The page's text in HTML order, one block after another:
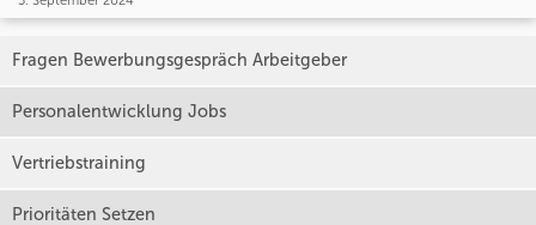
Fragen Bewerbungsgespräch Arbeitgeber
Personalentwicklung Jobs
Vertriebstraining
Prioritäten Setzen